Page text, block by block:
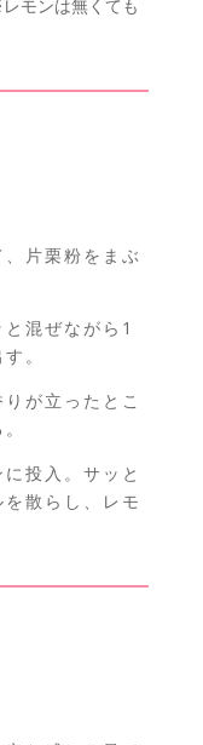
モンは無くても
片栗粉をまぶ
混ぜながら1
。
が立ったとこ
投入。サッと
散らし、レモ